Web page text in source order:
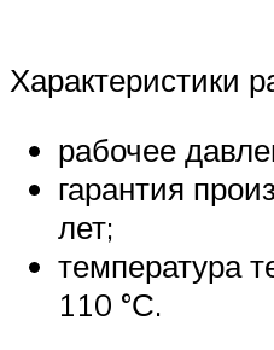
Характеристики
рабочее
гарантия
лет;
температура
110 °С.